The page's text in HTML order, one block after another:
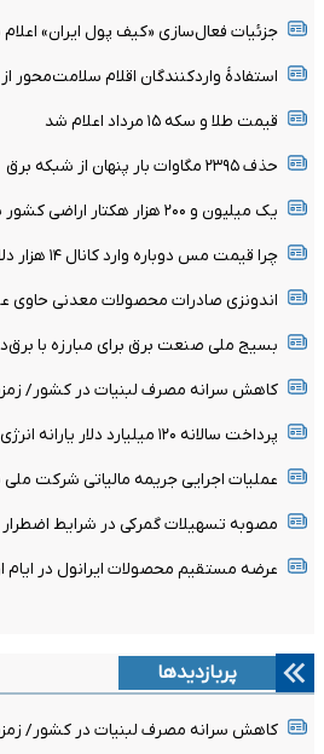
جزئیات فعال‌سازی «کیف پول ایران»
استفادۀ واردکنندگان اقلام سلامت‌محور
قیمت طلا و سکه ۱۵ مرداد اعلام شد
حذف ۲۳۹۵ مگاوات بار پنهان از شبکه برق
یک میلیون و ۲۰۰ هزار هکتار اراضی کشور سدیمی و شور است
چرا قیمت مس دوباره وارد کانال ۱۴ هزار دلار شد
اندونزی صادرات محصولات معدنی حاوی
بسیج ملی صنعت برق برای مبارزه با
کاهش سرانه مصرف لبنیات در کشور/
پرداخت سالانه ۱۲۰ میلیارد دلار یارانه انرژی
عملیات اجرایی جریمه مالیاتی شرکت
مصوبه تسهیلات گمرکی در شرایط
عرضه مستقیم محصولات ایرانول در ایام
پربازدیدها
کاهش سرانه مصرف لبنیات در کشور/